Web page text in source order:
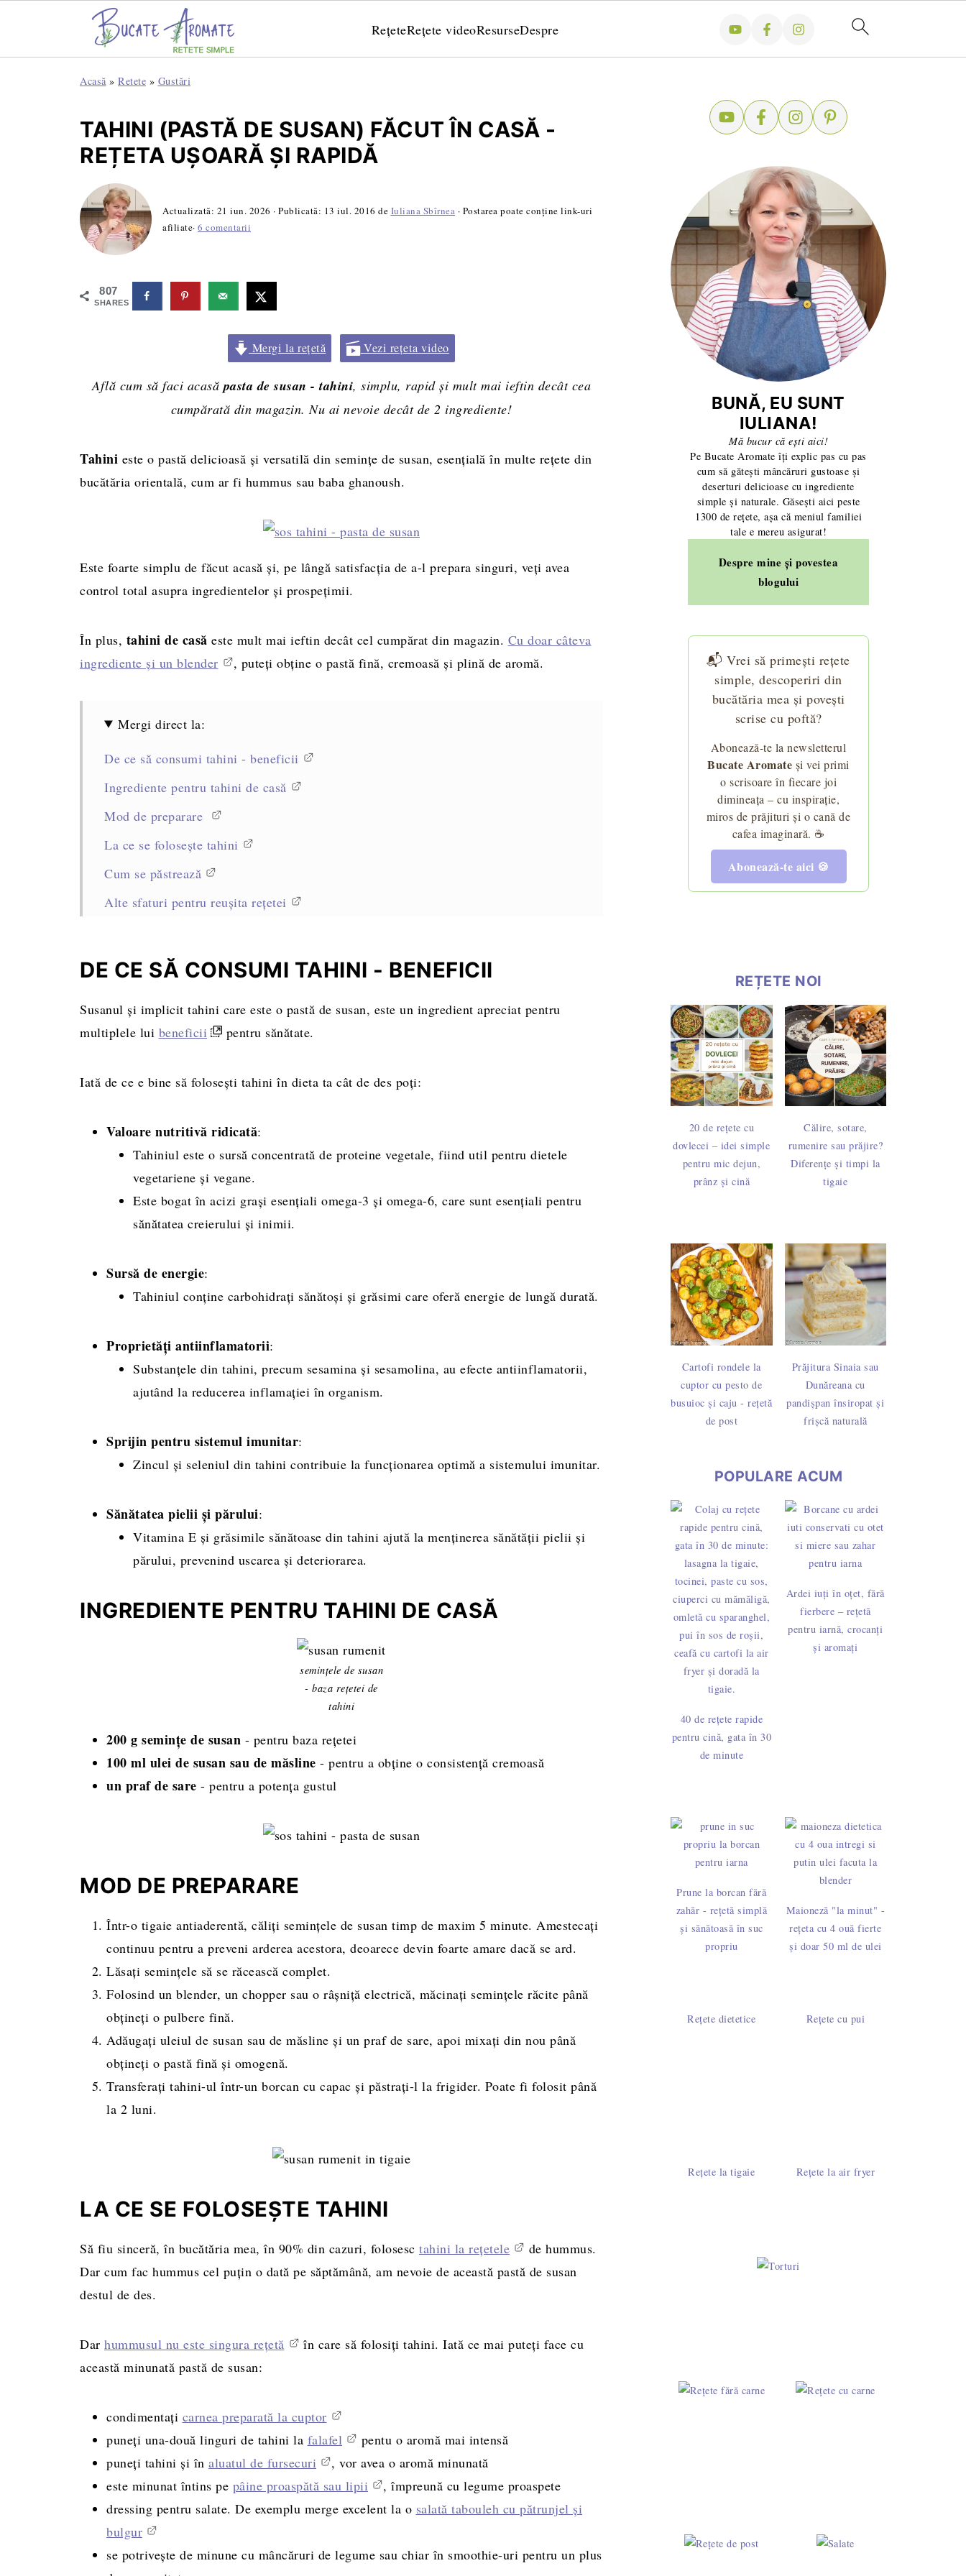
RețeteRețete videoResurseDespre
Acasă » Retete » Gustări
TAHINI (PASTĂ DE SUSAN) FĂCUT ÎN CASĂ -
REȚETA UȘOARĂ ȘI RAPIDĂ
Actualizată: 21 iun. 2026 · Publicată: 13 iul. 2016 de Iuliana Sbîrnea · Postarea poate conține link-uri
afiliate· 6 comentarii
807
SHARES
Mergi la rețetă Vezi rețeta video
Află cum să faci acasă pasta de susan - tahini, simplu, rapid și mult mai ieftin decât cea
cumpărată din magazin. Nu ai nevoie decât de 2 ingrediente!
Tahini este o pastă delicioasă și versatilă din semințe de susan, esențială în multe rețete din
bucătăria orientală, cum ar fi hummus sau baba ghanoush.
Este foarte simplu de făcut acasă și, pe lângă satisfacția de a-l prepara singuri, veți avea
control total asupra ingredientelor și prospețimii.
În plus, tahini de casă este mult mai ieftin decât cel cumpărat din magazin. Cu doar câteva
ingrediente și un blender
, puteți obține o pastă fină, cremoasă și plină de aromă.
Mergi direct la:
De ce să consumi tahini - beneficii
Ingrediente pentru tahini de casă
Mod de preparare
La ce se folosește tahini
Cum se păstrează
Alte sfaturi pentru reușita rețetei
Alte rețete utile
DE CE SĂ CONSUMI TAHINI - BENEFICII
Susanul și implicit tahini care este o pastă de susan, este un ingredient apreciat pentru
multiplele lui beneficii pentru sănătate.
Iată de ce e bine să folosești tahini în dieta ta cât de des poți:
Valoare nutritivă ridicată:
Tahiniul este o sursă concentrată de proteine vegetale, fiind util pentru dietele
vegetariene și vegane.
Este bogat în acizi grași esențiali omega-3 și omega-6, care sunt esențiali pentru
sănătatea creierului și inimii.
Sursă de energie:
Tahiniul conține carbohidrați sănătoși și grăsimi care oferă energie de lungă durată.
Proprietăți antiinflamatorii:
Substanțele din tahini, precum sesamina și sesamolina, au efecte antiinflamatorii,
ajutând la reducerea inflamației în organism.
Sprijin pentru sistemul imunitar:
Zincul și seleniul din tahini contribuie la funcționarea optimă a sistemului imunitar.
Sănătatea pielii și părului:
Vitamina E și grăsimile sănătoase din tahini ajută la menținerea sănătății pielii și
părului, prevenind uscarea și deteriorarea.
INGREDIENTE PENTRU TAHINI DE CASĂ
semințele de susan
- baza rețetei de
tahini
200 g seminţe de susan - pentru baza rețetei
100 ml ulei de susan sau de măsline - pentru a obține o consistență cremoasă
un praf de sare - pentru a potența gustul
MOD DE PREPARARE
Într-o tigaie antiaderentă, căliți semințele de susan timp de maxim 5 minute. Amestecați
continuu pentru a preveni arderea acestora, deoarece devin foarte amare dacă se ard.
Lăsați semințele să se răcească complet.
Folosind un blender, un chopper sau o râșniță electrică, măcinați semințele răcite până
obțineți o pulbere fină.
Adăugați uleiul de susan sau de măsline și un praf de sare, apoi mixați din nou până
obțineți o pastă fină și omogenă.
Transferați tahini-ul într-un borcan cu capac și păstrați-l la frigider. Poate fi folosit până
la 2 luni.
LA CE SE FOLOSEȘTE TAHINI
Să fiu sinceră, în bucătăria mea, în 90% din cazuri, folosesc tahini la rețetele
de hummus.
Dar cum fac hummus cel puțin o dată pe săptămână, am nevoie de această pastă de susan
destul de des.
Dar hummusul nu este singura rețetă
în care să folosiți tahini. Iată ce mai puteți face cu
această minunată pastă de susan:
condimentați carnea preparată la cuptor
puneți una-două linguri de tahini la falafel
pentu o aromă mai intensă
puneți tahini și în aluatul de fursecuri
, vor avea o aromă minunată
este minunat întins pe pâine proaspătă sau lipii
, împreună cu legume proaspete
dressing pentru salate. De exemplu merge excelent la o salată tabouleh cu pătrunjel și
bulgur
se potrivește de minune cu mâncăruri de legume sau chiar în smoothie-uri pentru un plus
BUNĂ, EU SUNT
IULIANA!
Mă bucur că ești aici!
Pe Bucate Aromate îți explic pas cu pas
cum să gătești mâncăruri gustoase și
deserturi delicioase cu ingrediente
simple și naturale. Găsești aici peste
1300 de rețete, așa că meniul familiei
tale e mereu asigurat!
Despre mine și povestea
blogului
📬 Vrei să primești rețete
simple, descoperiri din
bucătăria mea și povești
scrise cu poftă?
Abonează-te la newsletterul
Bucate Aromate și vei primi
o scrisoare în fiecare joi
dimineața – cu inspirație,
miros de prăjituri și o cană de
cafea imaginară. ☕
Abonează-te aici 🍪
REȚETE NOI
20 de rețete cu
dovlecei – idei simple
pentru mic dejun,
prânz și cină
Călire, sotare,
rumenire sau prăjire?
Diferențe și timpi la
tigaie
Cartofi rondele la
cuptor cu pesto de
busuioc și caju - rețetă
de post
Prăjitura Sinaia sau
Dunăreana cu
pandișpan însiropat și
frișcă naturală
POPULARE ACUM
40 de rețete rapide
pentru cină, gata în 30
de minute
Ardei iuți în oțet, fără
fierbere – rețetă
pentru iarnă, crocanți
și aromați
Prune la borcan fără
zahăr - rețetă simplă
și sănătoasă în suc
propriu
Maioneză "la minut" -
rețeta cu 4 ouă fierte
și doar 50 ml de ulei
Rețete dietetice Rețete cu pui
Rețete la tigaie Rețete la air fryer